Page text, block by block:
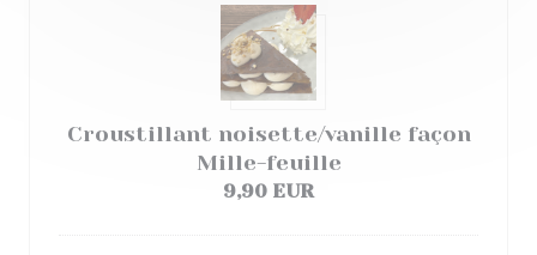
Croustillant noisette/vanille façon
Mille-feuille
9,90 EUR